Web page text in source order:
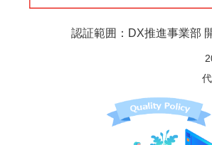
認証範囲：DX推進事業部 開